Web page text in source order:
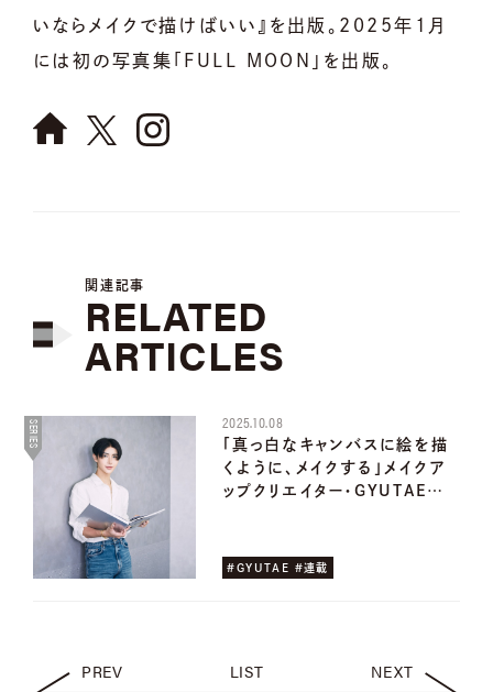
いならメイクで描けばいい』を出版。2025年1月
には初の写真集「FULL MOON」を出版。
関連記事
RELATED
ARTICLES
SERIES 2025.10.08
「真っ白なキャンバスに絵を描
くように、メイクする」メイクア
ップクリエイター・GYUTAE…
#GYUTAE #連載
PREV LIST NEXT